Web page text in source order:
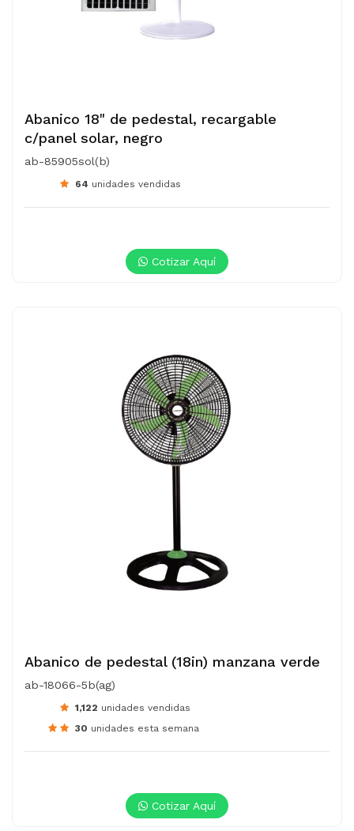
Abanico 18" de pedestal, recargable
c/panel solar, negro
ab-85905sol(b)
64 unidades vendidas
Cotizar Aquí
Abanico de pedestal (18in) manzana verde
ab-18066-5b(ag)
1,122 unidades vendidas
30 unidades esta semana
Cotizar Aquí